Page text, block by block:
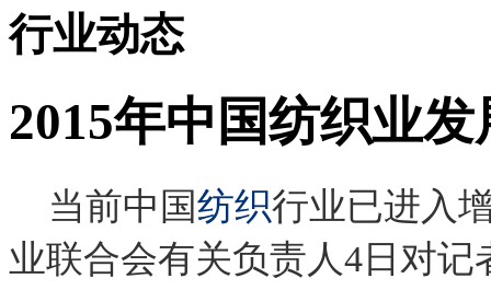
行业动态
2015年中国纺织业
当前中国纺织行业已进入
业联合会有关负责人4日对记